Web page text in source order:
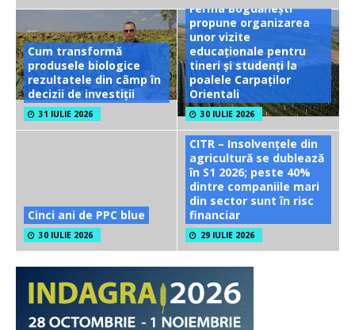
Cum transformă
produsele biologice
rezultatele din câmp în
decizii de investiții
31 IULIE 2026
Ferma Bogdănești
propune organizarea
unor vizite
educaționale pentru
tineri și studenți la
poalele Carpaților
Orientali
30 IULIE 2026
Cinci ani de PPC blue
30 IULIE 2026
CITR – Insolvențele din
agricultură se dublează
în S1 2026; peste 40%
dintre companiile mari
din sector sunt în risc
financiar
29 IULIE 2026